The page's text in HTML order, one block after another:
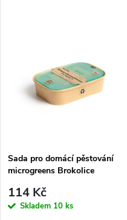
Sada pro domácí pěstování
microgreens Brokolice
114 Kč
Skladem 10 ks